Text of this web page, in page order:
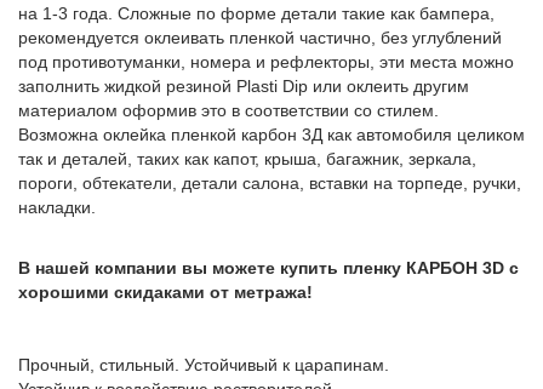
на 1-3 года. Сложные по форме детали такие как бампера,
рекомендуется оклеивать пленкой частично, без углублений
под противотуманки, номера и рефлекторы, эти места можно
заполнить жидкой резиной Plasti Dip или оклеить другим
материалом оформив это в соответствии со стилем.
Возможна оклейка пленкой карбон 3Д как автомобиля целиком
так и деталей, таких как капот, крыша, багажник, зеркала,
пороги, обтекатели, детали салона, вставки на торпеде, ручки,
накладки.
В нашей компании вы можете купить пленку КАРБОН 3D с
хорошими скидаками от метража!
Прочный, стильный. Устойчивый к царапинам.